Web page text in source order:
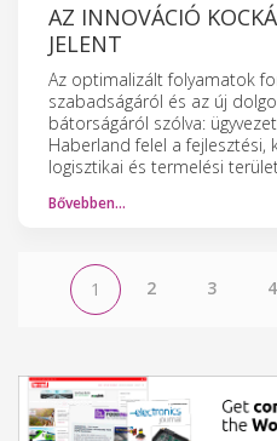
AZ INNOVÁCIÓ
JELENT
Az optimalizált folyamatok
szabadságáról és az új
bátorságáról szólva:
Haberland felel a fejlesztési,
logisztikai és termelési
Bővebben…
1 2 3 4